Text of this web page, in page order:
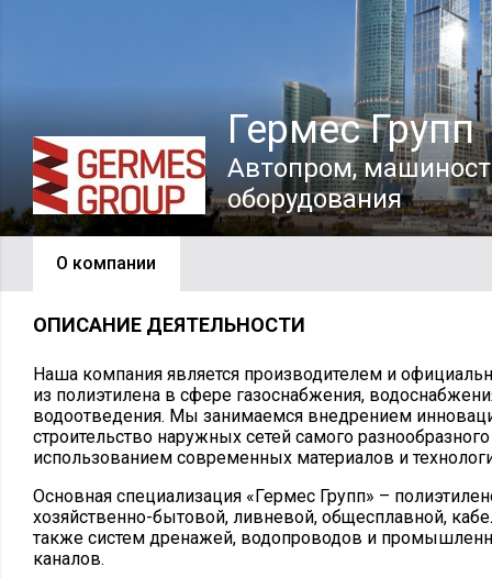
Гермес Групп
Автопром,
оборудования
О компании
ОПИСАНИЕ ДЕЯТЕЛЬНОСТИ
Наша компания является производителем и
из полиэтилена в сфере газоснабжения,
водоотведения. Мы занимаемся внедрением
строительство наружных сетей самого
использованием современных материалов и
Основная специализация «Гермес Групп» –
хозяйственно-бытовой, ливневой, общесплавной,
также систем дренажей, водопроводов и
каналов.